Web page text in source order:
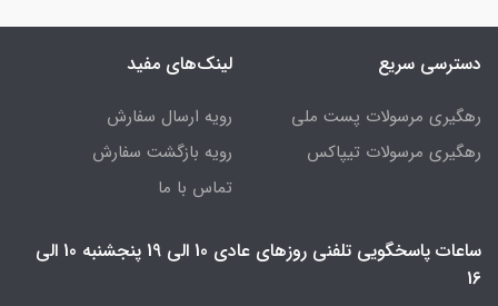
دسترسی سریع
رهگیری مرسولات پست ملی
رهگیری مرسولات تیپاکس
لینک‌های مفید
رویه ارسال سفارش
رویه بازگشت سفارش
تماس با ما
ساعات پاسخگویی تلفنی روزهای عادی 10 الی 19 پنجشنبه 10 الی
16